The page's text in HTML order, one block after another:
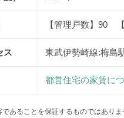
【管理戸数】90
ス 東武伊勢崎線:梅島
都営住宅の家賃に
あることを保証するものではあり